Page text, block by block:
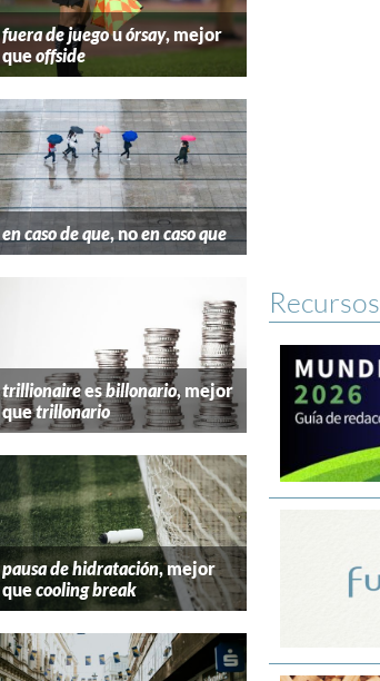
fuera de juegouórsay, mejor
queoffside
en caso de que, noen caso que
trillionaireesbillonario, mejor
quetrillonario
pausa de hidratación, mejor
quecooling break
Recursos